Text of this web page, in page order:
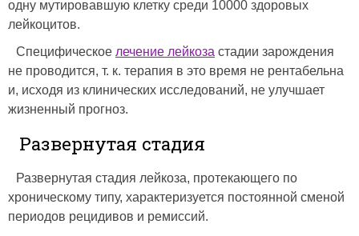
одну мутировавшую клетку среди 10000 здоровых
лейкоцитов.
Специфическое лечение лейкоза стадии зарождения
не проводится, т. к. терапия в это время не рентабельна
и, исходя из клинических исследований, не улучшает
жизненный прогноз.
Развернутая стадия
Развернутая стадия лейкоза, протекающего по
хроническому типу, характеризуется постоянной сменой
периодов рецидивов и ремиссий.